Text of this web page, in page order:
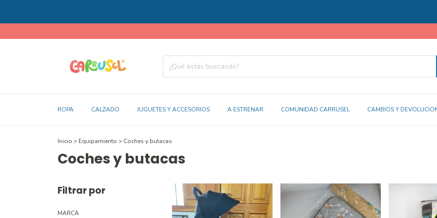
ROPA CALZADO JUGUETES Y ACCESORIOS A ESTRENAR COMUNIDAD CARRUSEL CAMBIOS Y
Inicio > Equipamiento > Coches y butacas
Coches y butacas
Filtrar por
MARCA